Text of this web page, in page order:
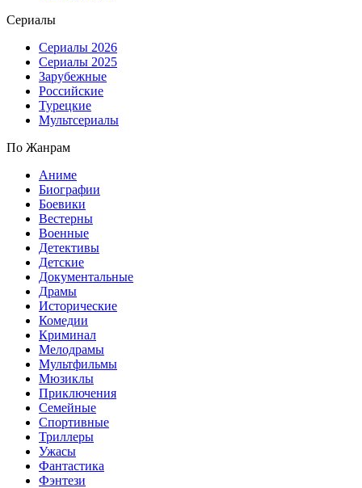
Сериалы
Сериалы 2026
Сериалы 2025
Зарубежные
Российские
Турецкие
Мультсериалы
По Жанрам
Аниме
Биографии
Боевики
Вестерны
Военные
Детективы
Детские
Документальные
Драмы
Исторические
Комедии
Криминал
Мелодрамы
Мультфильмы
Мюзиклы
Приключения
Семейные
Спортивные
Триллеры
Ужасы
Фантастика
Фэнтези